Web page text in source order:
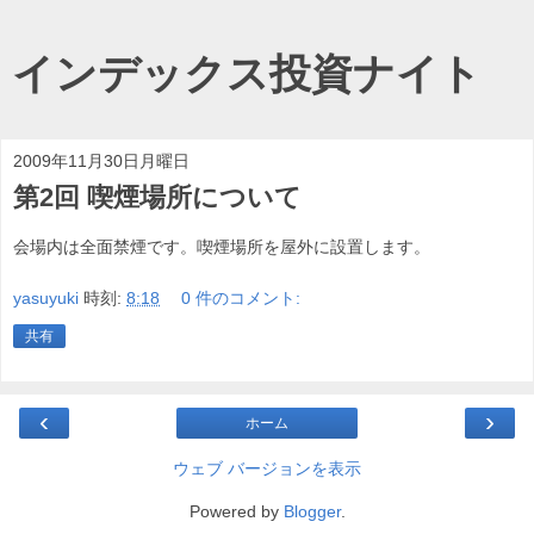
インデックス投資ナイト
2009年11月30日月曜日
第2回 喫煙場所について
会場内は全面禁煙です。喫煙場所を屋外に設置します。
yasuyuki 時刻: 8:18 0 件のコメント:
共有
‹ ›
ホーム
ウェブ バージョンを表示
Powered by Blogger.